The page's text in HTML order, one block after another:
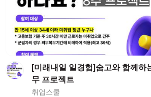
[미래내일 일경험]숨고와 함께하
무 프로젝트
취업스쿨